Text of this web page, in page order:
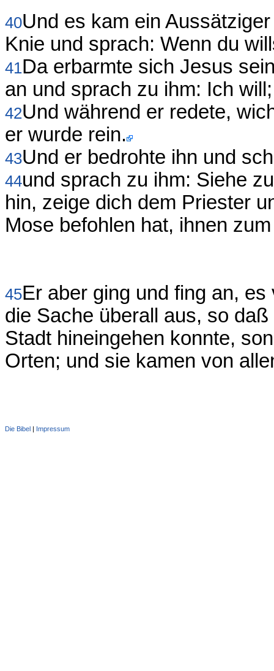
40Und es kam ein
Knie und sprach: Wenn du
41Da erbarmte sich Jesus
an und sprach zu ihm: Ich
42Und während er redete,
er wurde rein.
43Und er bedrohte ihn und
44und sprach zu ihm: Siehe
hin, zeige dich dem Priester
Mose befohlen hat, ihnen
45Er aber ging und fing an,
die Sache überall aus, so
Stadt hineingehen konnte,
Orten; und sie kamen von
Die Bibel Impressum